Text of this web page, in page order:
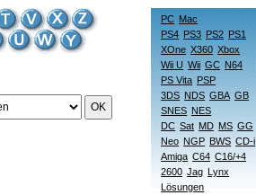
OK
PC Mac
PS4 PS3 PS2 PS1
XOne X360 Xbox
Wii U Wii GC N64
PS Vita PSP
3DS NDS GBA GB
SNES NES
DC Sat MD MS GG
Neo NGP BWS CD-i
Amiga C64 C16/+4
2600 Jag Lynx
Lösungen